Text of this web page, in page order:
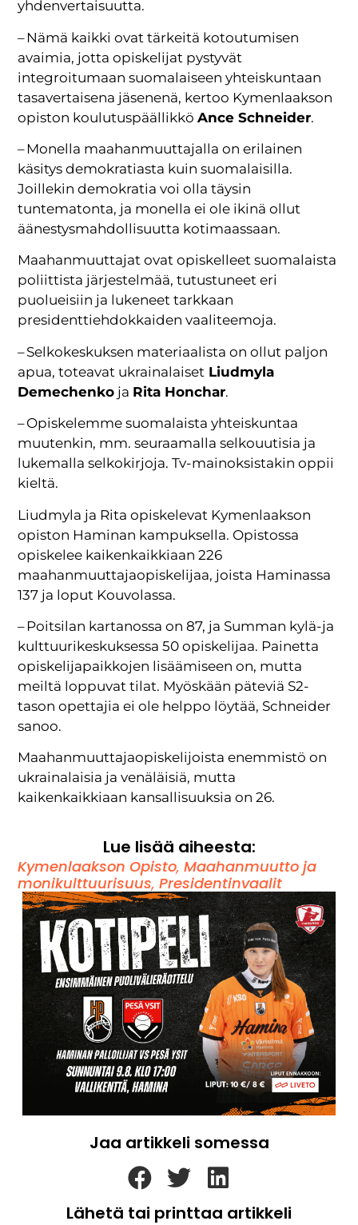
yhdenvertaisuutta.
– Nämä kaikki ovat tärkeitä kotoutumisen
avaimia, jotta opiskelijat pystyvät
integroitumaan suomalaiseen yhteiskuntaan
tasavertaisena jäsenenä, kertoo Kymenlaakson
opiston koulutuspäällikköAnce Schneider.
– Monella maahanmuuttajalla on erilainen
käsitys demokratiasta kuin suomalaisilla.
Joillekin demokratia voi olla täysin
tuntematonta, ja monella ei ole ikinä ollut
äänestysmahdollisuutta kotimaassaan.
Maahanmuuttajat ovat opiskelleet suomalaista
poliittista järjestelmää, tutustuneet eri
puolueisiin ja lukeneet tarkkaan
presidenttiehdokkaiden vaaliteemoja.
– Selkokeskuksen materiaalista on ollut paljon
apua, toteavat ukrainalaiset Liudmyla
Demechenko ja Rita Honchar.
– Opiskelemme suomalaista yhteiskuntaa
muutenkin, mm. seuraamalla selkouutisia ja
lukemalla selkokirjoja. Tv-mainoksistakin oppii
kieltä.
Liudmyla ja Rita opiskelevat Kymenlaakson
opiston Haminan kampuksella. Opistossa
opiskelee kaikenkaikkiaan 226
maahanmuuttajaopiskelijaa, joista Haminassa
137 ja loput Kouvolassa.
– Poitsilan kartanossa on 87, ja Summan kylä-ja
kulttuurikeskuksessa 50 opiskelijaa. Painetta
opiskelijapaikkojen lisäämiseen on, mutta
meiltä loppuvat tilat. Myöskään päteviä S2-
tason opettajia ei ole helppo löytää, Schneider
sanoo.
Maahanmuuttajaopiskelijoista enemmistö on
ukrainalaisia ja venäläisiä, mutta
kaikenkaikkiaan kansallisuuksia on 26.
Lue lisää aiheesta:
Kymenlaakson Opisto,Maahanmuutto ja
monikulttuurisuus,Presidentinvaalit
Jaa artikkeli somessa
Lähetä tai printtaa artikkeli